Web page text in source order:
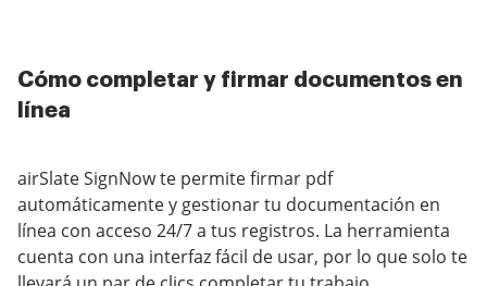
Cómo completar y firmar documentos en
línea
airSlate SignNow te permite firmar pdf
automáticamente y gestionar tu documentación en
línea con acceso 24/7 a tus registros. La herramienta
cuenta con una interfaz fácil de usar, por lo que solo te